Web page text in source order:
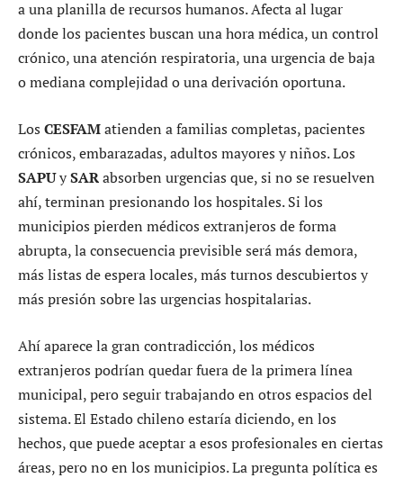
a una planilla de recursos humanos. Afecta al lugar
donde los pacientes buscan una hora médica, un control
crónico, una atención respiratoria, una urgencia de baja
o mediana complejidad o una derivación oportuna.
Los CESFAMatienden a familias completas, pacientes
crónicos, embarazadas, adultos mayores y niños. Los
SAPUySARabsorben urgencias que, si no se resuelven
ahí, terminan presionando los hospitales. Si los
municipios pierden médicos extranjeros de forma
abrupta, la consecuencia previsible será más demora,
más listas de espera locales, más turnos descubiertos y
más presión sobre las urgencias hospitalarias.
Ahí aparece la gran contradicción, los médicos
extranjeros podrían quedar fuera de la primera línea
municipal, pero seguir trabajando en otros espacios del
sistema. El Estado chileno estaría diciendo, en los
hechos, que puede aceptar a esos profesionales en ciertas
áreas, pero no en los municipios. La pregunta política es